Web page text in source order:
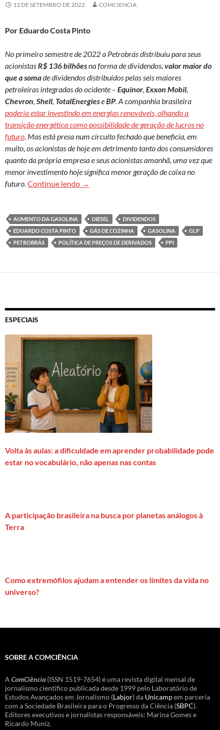
12 DE SETEMBRO DE 2022 COMCIENCIA
Por Eduardo Costa Pinto
No primeiro semestre de 2022 a Petrobrás distribuiu para seus
acionistasR$ 136 bilhõesna forma de dividendos, valor maior do
que a somade dividendos distribuídos pelas seis maiores
petroleiras integradas do ocidente –Equinor, Exxon Mobil,
Chevron, Shell, TotalEnergieseBP. A companhia brasileira
poderia estar investindo em energias renováveis, olhando a
transição energética como possibilidade de geração de lucros no
futuro. Mas está presa num circuito fechado que beneficia, em
muito, os acionistas de hoje em detrimento tanto dos consumidores
quanto da própria empresa e seus acionistas amanhã, uma vez que
menor investimento hoje significa menor geração de caixa no
futuro.Continue lendo A farra dos dividendos na Petrobrás:
→
AUMENTO DA GASOLINA DIESEL
DIVIDENDOS
EDUARDO COSTA PINTO
GÁS DE COZINHA GASOLINA
GLP
PETROBRÁS
POLÍTICA DE PREÇOS DE DERIVADOS PPI
ESPECIAIS
Volta às aulas: a dificuldade em aprender probabilidade pode
estar no vocabulário, não apenas nas contas
A participação brasileira na busca por planetas análogos à
Terra
Como extremófilos ajudam a entender os limites da vida no
universo?
SOBRE A COMCIÊNCIA
A ComCiência (ISSN 1519-7654) é uma revista digital mensal de
jornalismo científico publicada desde 1999 pelo Laboratório de
Estudos Avançados em Jornalismo (Labjor) da Unicampem parceria
com a Sociedade Brasileira para o Progresso da Ciência (SBPC).
Editores executivos e jornalistas responsáveis: Marina Gomes e
Ricardo Muniz.